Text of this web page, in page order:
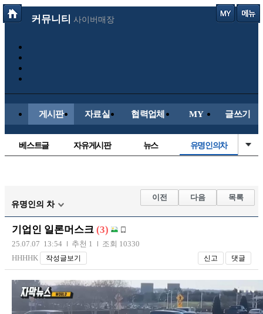
커뮤니티 사이버매장
게시판 자료실 협력업체 MY 글쓰기
베스트글 자유게시판 뉴스 유명인의차
해외축구
국내축구
유명인의 차
이전 다음 목록
기업인 일론머스크 (3)
25.07.07 13:54 추천 1
조회 10330
HHHHK
작성글보기 신고 댓글